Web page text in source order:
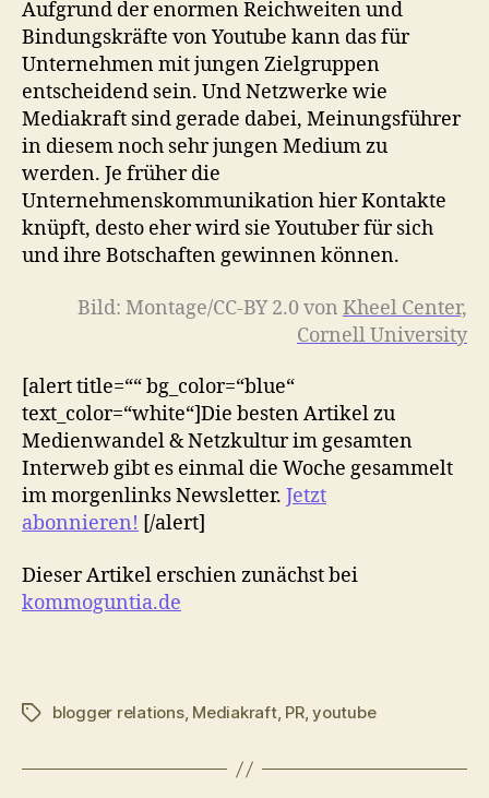
Aufgrund der enormen Reichweiten und
Bindungskräfte von Youtube kann das für
Unternehmen mit jungen Zielgruppen
entscheidend sein. Und Netzwerke wie
Mediakraft sind gerade dabei, Meinungsführer
in diesem noch sehr jungen Medium zu
werden. Je früher die
Unternehmenskommunikation hier Kontakte
knüpft, desto eher wird sie Youtuber für sich
und ihre Botschaften gewinnen können.
Bild: Montage/CC-BY 2.0 von Kheel Center,
Cornell University
[alert title=““ bg_color=“blue“
text_color=“white“]Die besten Artikel zu
Medienwandel & Netzkultur im gesamten
Interweb gibt es einmal die Woche gesammelt
im morgenlinks Newsletter. Jetzt
abonnieren! [/alert]
Dieser Artikel erschien zunächst bei
kommoguntia.de
Schlagwörter
blogger relations, Mediakraft, PR,youtube